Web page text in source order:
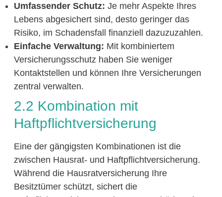
Umfassender Schutz: Je mehr Aspekte Ihres
Lebens abgesichert sind, desto geringer das
Risiko, im Schadensfall finanziell dazuzuzahlen.
Einfache Verwaltung: Mit kombiniertem
Versicherungsschutz haben Sie weniger
Kontaktstellen und können Ihre Versicherungen
zentral verwalten.
2.2 Kombination mit
Haftpflichtversicherung
Eine der gängigsten Kombinationen ist die
zwischen Hausrat- und Haftpflichtversicherung.
Während die Hausratversicherung Ihre
Besitztümer schützt, sichert die